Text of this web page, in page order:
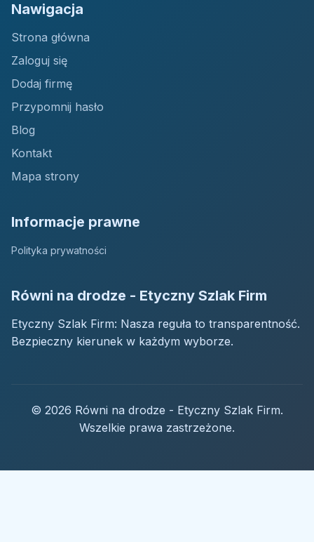
Nawigacja
Strona główna
Zaloguj się
Dodaj firmę
Przypomnij hasło
Blog
Kontakt
Mapa strony
Informacje prawne
Polityka prywatności
Równi na drodze - Etyczny Szlak Firm
Etyczny Szlak Firm: Nasza reguła to transparentność.
Bezpieczny kierunek w każdym wyborze.
© 2026 Równi na drodze - Etyczny Szlak Firm.
Wszelkie prawa zastrzeżone.